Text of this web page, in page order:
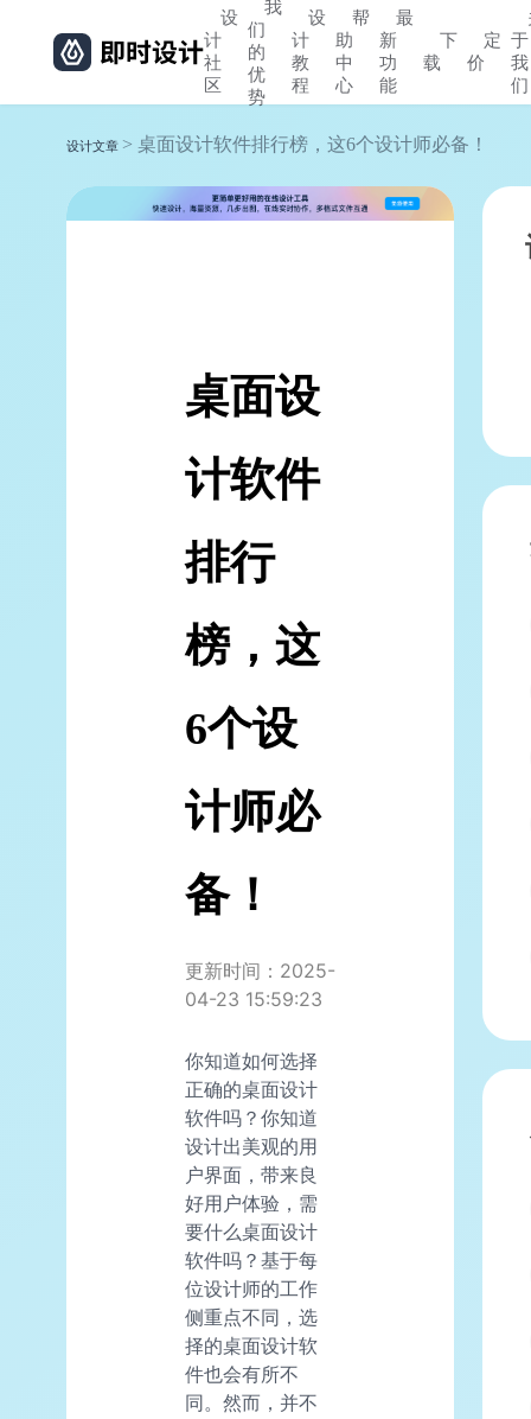
设
计
社
区
我
们
的
优
势
设
计
教
程
帮
助
中
心
最
新
功
能
下
载
定
价
于
我
们
设计文章 > 桌面设计软件排行榜，这6个设计师必备！
桌面设
计软件
排行
榜，这
6个设
计师必
备！
更新时间：2025-
04-23 15:59:23
你知道如何选择
正确的桌面设计
软件吗？你知道
设计出美观的用
户界面，带来良
好用户体验，需
要什么桌面设计
软件吗？基于每
位设计师的工作
侧重点不同，选
择的桌面设计软
件也会有所不
同。然而，并不